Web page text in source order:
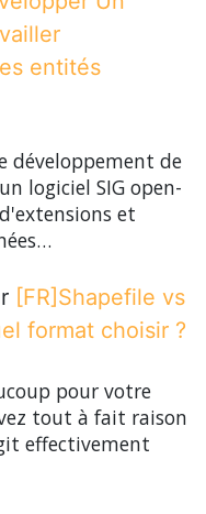
entités
développement de
logiciel SIG open-
et
[FR]Shapefile vs
format choisir ?
pour votre
tout à fait raison
effectivement